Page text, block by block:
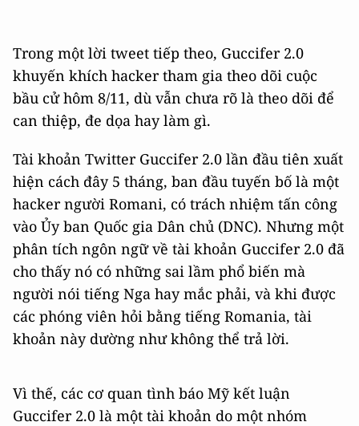
Trong một lời tweet tiếp theo, Guccifer 2.0
khuyến khích hacker tham gia theo dõi cuộc
bầu cử hôm 8/11, dù vẫn chưa rõ là theo dõi để
can thiệp, đe dọa hay làm gì.
Tài khoản Twitter Guccifer 2.0 lần đầu tiên xuất
hiện cách đây 5 tháng, ban đầu tuyến bố là một
hacker người Romani, có trách nhiệm tấn công
vào Ủy ban Quốc gia Dân chủ (DNC). Nhưng một
phân tích ngôn ngữ về tài khoản Guccifer 2.0 đã
cho thấy nó có những sai lầm phổ biến mà
người nói tiếng Nga hay mắc phải, và khi được
các phóng viên hỏi bằng tiếng Romania, tài
khoản này dường như không thể trả lời.
Vì thế, các cơ quan tình báo Mỹ kết luận
Guccifer 2.0 là một tài khoản do một nhóm